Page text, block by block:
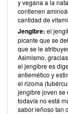
y vegana a la
contienen
cantidad de
Jengibre: el
picante que se
que se le
Asimismo,
el jengibre es
antiemético y
el rizoma
jengibre joven se
todavía no está
sabor leñoso tan